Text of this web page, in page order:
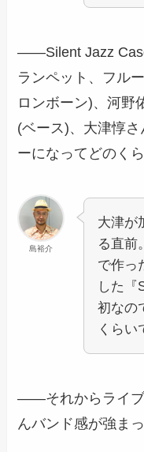
――Silent Jazz
ランペット、フル
ロンボーン)、河野
(ベース)、大津惇
ーになってどのく
島裕介
大津が
る直前
で作っ
した『
初なの
くらい
――それからライブ
んバンド感が強ま